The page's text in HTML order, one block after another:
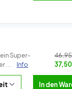
Super-
...
Info
37,50
In den